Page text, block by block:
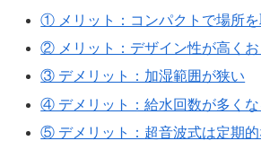
① メリット：コンパクトで場所を
② メリット：デザイン性が高く
③ デメリット：加湿範囲が狭い
④ デメリット：給水回数が多くな
⑤ デメリット：超音波式は定期